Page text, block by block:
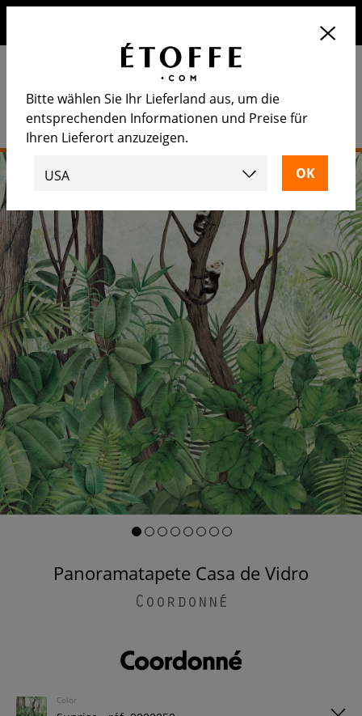
Panoramatapete Casa de Vidro
Coordonné
Color
Bitte wählen Sie Ihr Lieferland aus, um die
entsprechenden Informationen und Preise für
Ihren Lieferort anzuzeigen.